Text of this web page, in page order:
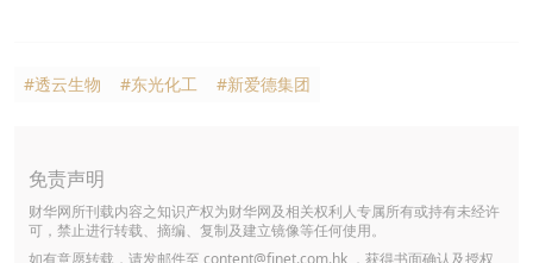
#透云生物 #东光化工 #新爱德集团
免责声明
财华网所刊载内容之知识产权为财华网及相关权利人专属所有或持有未经许
可，禁止进行转载、摘编、复制及建立镜像等任何使用。
如有意愿转载，请发邮件至 content@finet.com.hk ，获得书面确认及授权